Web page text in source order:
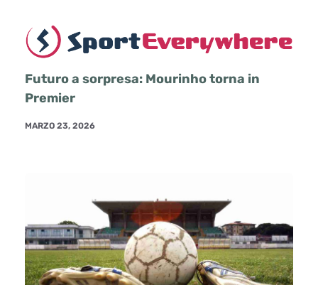
Futuro a sorpresa: Mourinho torna in
Premier
MARZO 23, 2026